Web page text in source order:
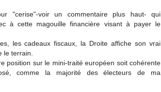
"cerise"-voir un commentaire plus haut- qui
à cette magouille financière visant à payer le
les cadeaux fiscaux, la Droite affiche son vrai
le terrain.
position sur le mini-traité européen soit cohérente
comme la majorité des électeurs de ma